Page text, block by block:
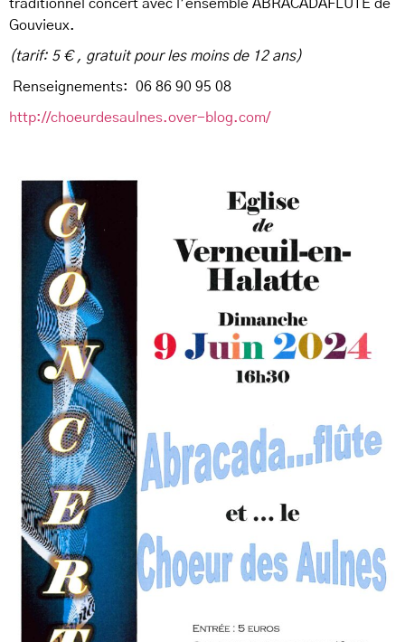
traditionnel concert avec l’ensemble ABRACADAFLUTE de
Gouvieux.
(tarif: 5 € , gratuit pour les moins de 12 ans)
Renseignements: 06 86 90 95 08
http://choeurdesaulnes.over-blog.com/